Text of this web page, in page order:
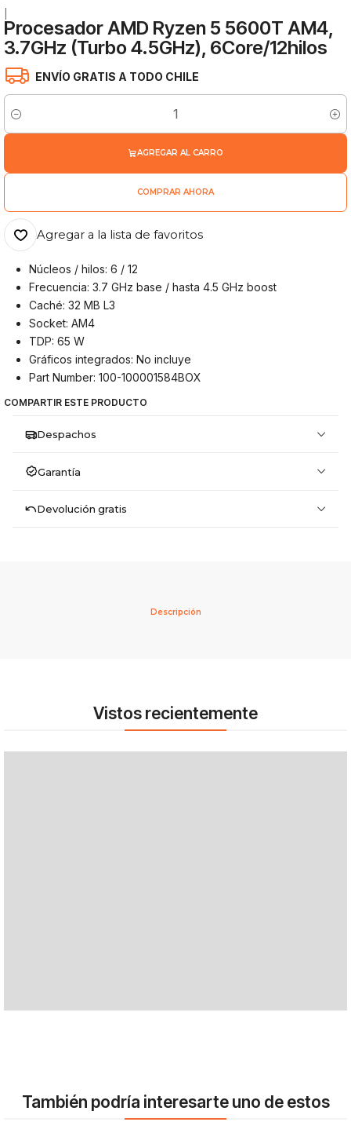
Procesador AMD Ryzen 5 5600T AM4,
3.7GHz (Turbo 4.5GHz), 6Core/12hilos
ENVÍO GRATIS A TODO CHILE
Cantidad
AGREGAR AL CARRO
COMPRAR AHORA
Agregar a la lista de favoritos
Núcleos / hilos: 6 / 12
Frecuencia: 3.7 GHz base / hasta 4.5 GHz boost
Caché: 32 MB L3
Socket: AM4
TDP: 65 W
Gráficos integrados: No incluye
Part Number: 100-100001584BOX
COMPARTIR ESTE PRODUCTO
Despachos
Garantía
Devolución gratis
Descripción
Vistos recientemente
También podría interesarte uno de estos